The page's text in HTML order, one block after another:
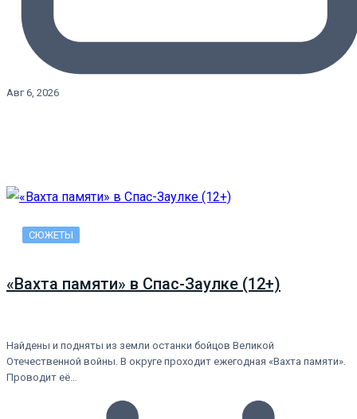
Авг 6, 2026
СЮЖЕТЫ
«Вахта памяти» в Спас-Заулке (12+)
Найдены и подняты из земли останки бойцов Великой
Отечественной войны. В округе проходит ежегодная «Вахта памяти».
Проводит её…